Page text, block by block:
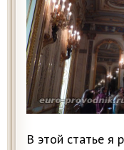
В этой статье я